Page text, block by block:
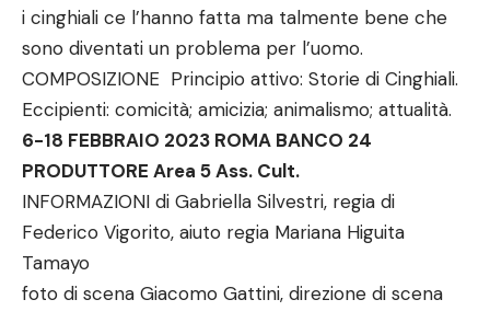
i cinghiali ce l’hanno fatta ma talmente bene che
sono diventati un problema per l’uomo.
COMPOSIZIONE Principio attivo: Storie di Cinghiali.
Eccipienti: comicità; amicizia; animalismo; attualità.
6-18 FEBBRAIO 2023 ROMA BANCO 24
PRODUTTORE Area 5 Ass. Cult.
INFORMAZIONI di Gabriella Silvestri, regia di
Federico Vigorito, aiuto regia Mariana Higuita
Tamayo
foto di scena Giacomo Gattini, direzione di scena